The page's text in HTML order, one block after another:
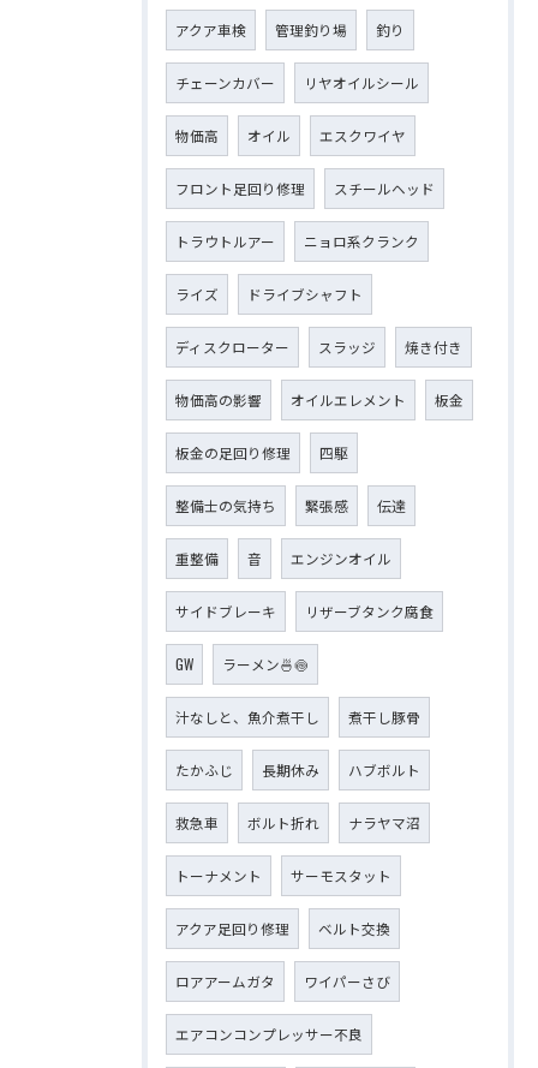
アクア車検 管理釣り場 釣り
チェーンカバー リヤオイルシール
物価高 オイル エスクワイヤ
フロント足回り修理 スチールヘッド
トラウトルアー ニョロ系クランク
ライズ ドライブシャフト
ディスクローター スラッジ 焼き付き
物価高の影響 オイルエレメント 板金
板金の足回り修理 四駆
整備士の気持ち 緊張感 伝達
重整備 音 エンジンオイル
サイドブレーキ リザーブタンク腐食
GW ラーメン🍜🍥
汁なしと、魚介煮干し 煮干し豚骨
たかふじ 長期休み ハブボルト
救急車 ボルト折れ ナラヤマ沼
トーナメント サーモスタット
アクア足回り修理 ベルト交換
ロアアームガタ ワイパーさび
エアコンコンプレッサー不良